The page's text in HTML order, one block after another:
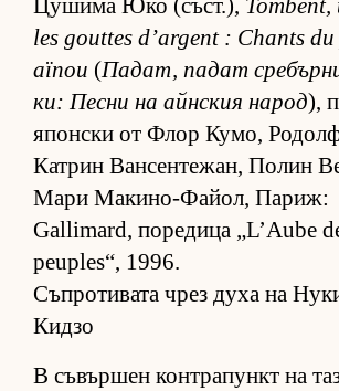
les gouttes d’argent : Chants
aïnou (Па­дат, па­дат
ки: Песни на айн­с­кия на­род),
япон­ски от Флор Ку­мо,
Кат­рин Ван­сен­те­жан, По­лин
Мари Ма­ки­но-Фа­йол, Па­риж:
Gallimard, по­ре­дица „L’Aube
peuples“, 1996.
Съпротивата чрез духа на
Кидзо
В съ­вър­шен кон­т­ра­пункт на